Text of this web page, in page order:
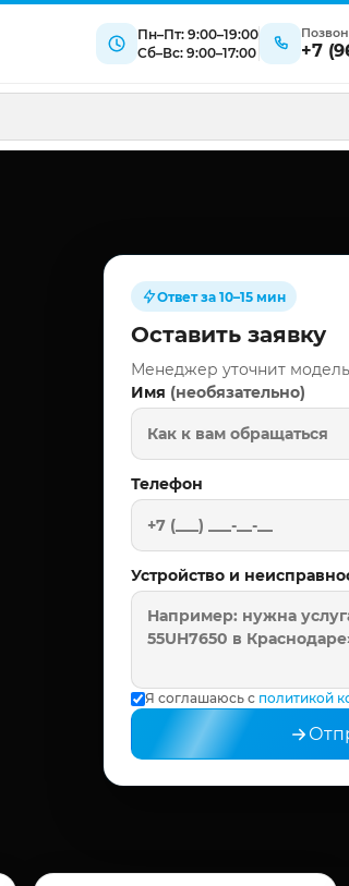
Пн–Пт: 9:00–19:00
Сб–Вс: 9:00–17:00
+7
Ответ за 10–15 мин
Оставить заявку
Менеджер уточнит
Имя (необязательно)
Телефон
Устройство и
Я соглашаюсь с политикой